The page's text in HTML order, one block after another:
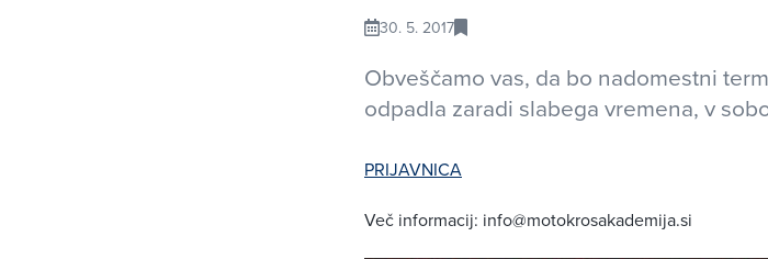
30. 5. 2017
Obveščamo vas, da bo nadomestni
odpadla zaradi slabega vremena, v
PRIJAVNICA
Več informacij: info@motokrosakademija.si